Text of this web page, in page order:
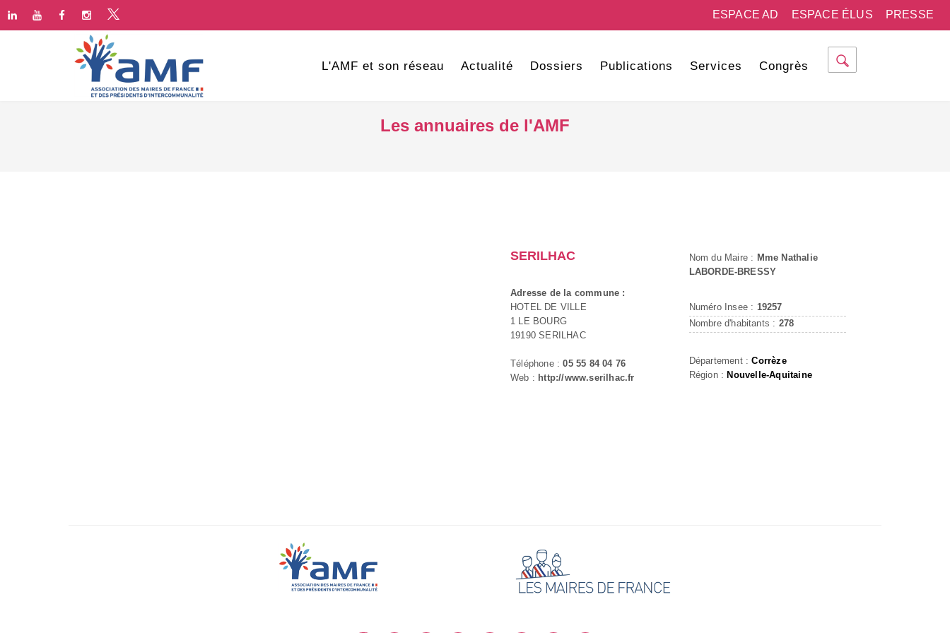
PRESSE
ESPACE ÉLUS
ESPACE AD
L'AMF et son réseau Actualité Dossiers Publications Services Congrès
Les annuaires de l'AMF
SERILHAC
Adresse de la commune :
HOTEL DE VILLE
1 LE BOURG
19190 SERILHAC
Téléphone :05 55 84 04 76
Web : http://www.serilhac.fr
Nom du Maire : Mme Nathalie
LABORDE-BRESSY
Numéro Insee : 19257
Nombre d'habitants : 278
Département :Corrèze
Région : Nouvelle-Aquitaine